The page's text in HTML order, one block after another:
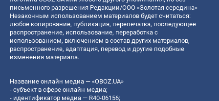
письменного разрешения Редакции/ООО «Золотая середина»
Незаконным использованием материалов будет считаться:
любое копирование, публикация, перепечатка, последующее
распространение, использование, переработка с
использованием, включением в состав других материалов,
распространение, адаптация, перевод и другие подобные
изменения материала.
Название онлайн медиа — «OBOZ.UA»
- субъект в сфере онлайн медиа;
- идентификатор медиа — R40-06156;